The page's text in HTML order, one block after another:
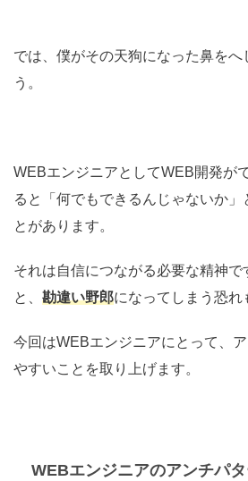
では、僕がその天狗になった鼻をへ
う。
WEBエンジニアとしてWEB開発が
ると「何でもできるんじゃないか」
とがあります。
それは自信につながる必要な精神で
と、 勘違い野郎になってしまう恐れ
今回はWEBエンジニアにとって、
やすいことを取り上げます。
WEBエンジニアのアンチパ